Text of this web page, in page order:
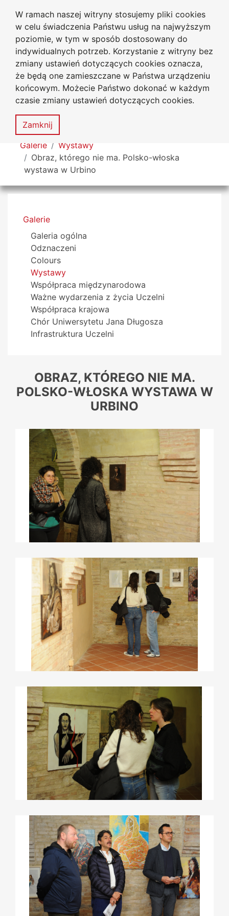
W ramach naszej witryny stosujemy pliki cookies
w celu świadczenia Państwu usług na najwyższym
poziomie, w tym w sposób dostosowany do
indywidualnych potrzeb. Korzystanie z witryny bez
zmiany ustawień dotyczących cookies oznacza,
że będą one zamieszczane w Państwa urządzeniu
końcowym. Możecie Państwo dokonać w każdym
czasie zmiany ustawień dotyczących cookies.
Zamknij
Przejdź do głównego menu
Przejdź do treści
Przejdź do wyszukiwarki
Przejdź do mapy serwisu
Uniwersytet
Jana Długosza w Częstochowie
Mapa
serwisu
MENU
Tutaj jesteś
Galerie
Wystawy
Obraz, którego nie ma. Polsko-włoska
wystawa w Urbino
Menu boczne
Galerie
Galeria ogólna
Odznaczeni
Colours
Wystawy
Współpraca międzynarodowa
Ważne wydarzenia z życia Uczelni
Współpraca krajowa
Chór Uniwersytetu Jana Długosza
Infrastruktura Uczelni
OBRAZ, KTÓREGO NIE MA.
POLSKO-WŁOSKA WYSTAWA W
URBINO